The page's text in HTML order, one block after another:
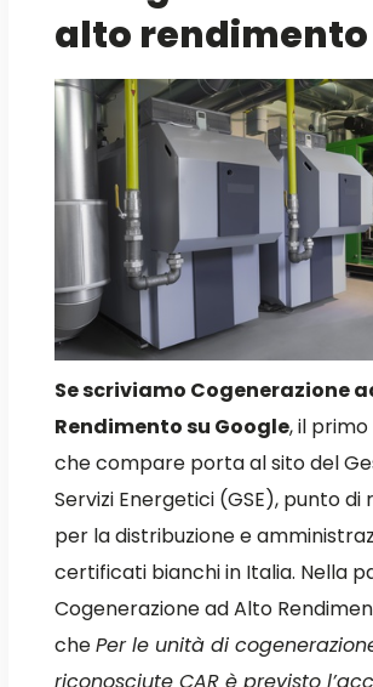
alto rendimento
Se scriviamo Cogenerazione
Rendimento su Google, il
che compare porta al sito del
Servizi Energetici (GSE), punto
per la distribuzione e
certificati bianchi in Italia. Nella
Cogenerazione ad Alto
chePer le unità di